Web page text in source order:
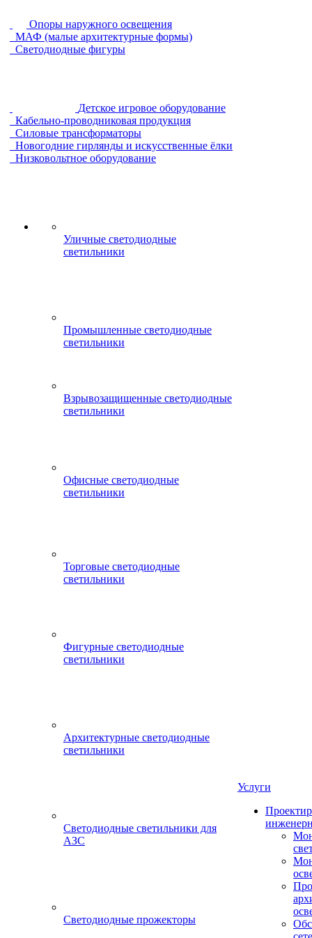
Опоры наружного освещения
МАФ (малые архитектурные формы)
Светодиодные фигуры
Детское игровое оборудование
Кабельно-проводниковая продукция
Силовые трансформаторы
Новогодние гирлянды и искусственные ёлки
Низковольтное оборудование
Уличные светодиодные
светильники
Промышленные светодиодные
светильники
Взрывозащищенные светодиодные
светильники
Офисные светодиодные
светильники
Торговые светодиодные
светильники
Фигурные светодиодные
светильники
Архитектурные светодиодные
светильники
Светодиодные светильники для
АЗС
Светодиодные прожекторы
Услуги